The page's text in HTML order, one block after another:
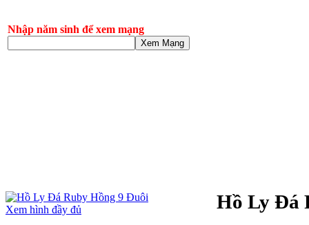
Nhập năm sinh để xem mạng
Xem Mạng
Xem hình đầy đủ Hồ Ly Đá